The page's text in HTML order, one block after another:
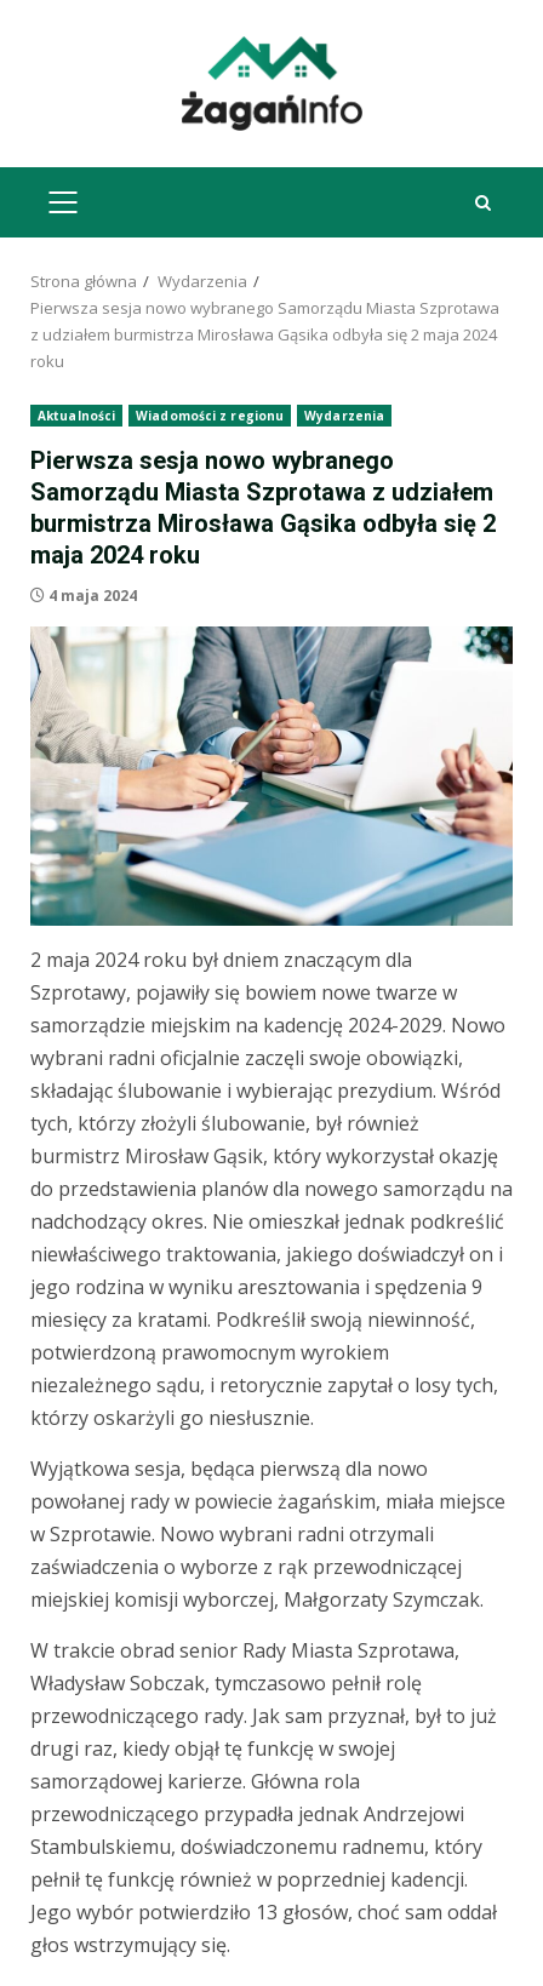
MENU
GŁÓWNE
Strona główna
Wydarzenia
Pierwsza sesja nowo wybranego Samorządu Miasta Szprotawa
z udziałem burmistrza Mirosława Gąsika odbyła się 2 maja 2024
roku
Aktualności Wiadomości z regionu Wydarzenia
Pierwsza sesja nowo wybranego
Samorządu Miasta Szprotawa z udziałem
burmistrza Mirosława Gąsika odbyła się 2
maja 2024 roku
4 maja 2024
2 maja 2024 roku był dniem znaczącym dla
Szprotawy, pojawiły się bowiem nowe twarze w
samorządzie miejskim na kadencję 2024-2029. Nowo
wybrani radni oficjalnie zaczęli swoje obowiązki,
składając ślubowanie i wybierając prezydium. Wśród
tych, którzy złożyli ślubowanie, był również
burmistrz Mirosław Gąsik, który wykorzystał okazję
do przedstawienia planów dla nowego samorządu na
nadchodzący okres. Nie omieszkał jednak podkreślić
niewłaściwego traktowania, jakiego doświadczył on i
jego rodzina w wyniku aresztowania i spędzenia 9
miesięcy za kratami. Podkreślił swoją niewinność,
potwierdzoną prawomocnym wyrokiem
niezależnego sądu, i retorycznie zapytał o losy tych,
którzy oskarżyli go niesłusznie.
Wyjątkowa sesja, będąca pierwszą dla nowo
powołanej rady w powiecie żagańskim, miała miejsce
w Szprotawie. Nowo wybrani radni otrzymali
zaświadczenia o wyborze z rąk przewodniczącej
miejskiej komisji wyborczej, Małgorzaty Szymczak.
W trakcie obrad senior Rady Miasta Szprotawa,
Władysław Sobczak, tymczasowo pełnił rolę
przewodniczącego rady. Jak sam przyznał, był to już
drugi raz, kiedy objął tę funkcję w swojej
samorządowej karierze. Główna rola
przewodniczącego przypadła jednak Andrzejowi
Stambulskiemu, doświadczonemu radnemu, który
pełnił tę funkcję również w poprzedniej kadencji.
Jego wybór potwierdziło 13 głosów, choć sam oddał
głos wstrzymujący się.